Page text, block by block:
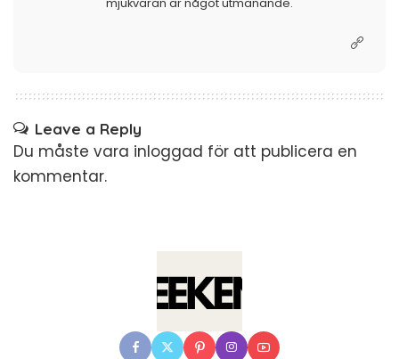
mjukvaran är något utmanande.
Leave a Reply
Du måste vara inloggad för att publicera en
kommentar.